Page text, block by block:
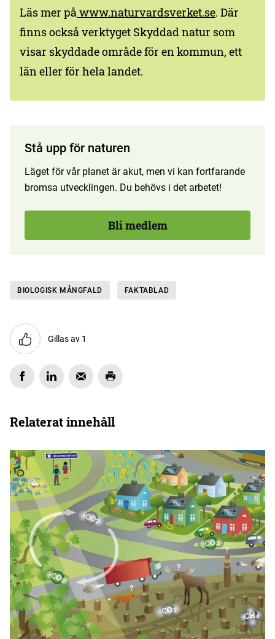
Läs mer påwww.naturvardsverket.se. Där
finns också verktyget Skyddad natur som
visar skyddade område för en kommun, ett
län eller för hela landet.
Stå upp för naturen
Läget för vår planet är akut, men vi kan fortfarande
bromsa utvecklingen. Du behövs i det arbetet!
Bli medlem
BIOLOGISK MÅNGFALD FAKTABLAD
Gillas av 1
Relaterat innehåll